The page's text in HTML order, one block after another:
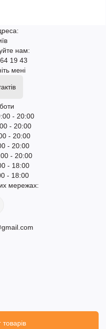
нам:
19 43
мені
- 20:00
- 20:00
- 20:00
- 20:00
- 20:00
- 18:00
- 18:00
мережах:
товарів